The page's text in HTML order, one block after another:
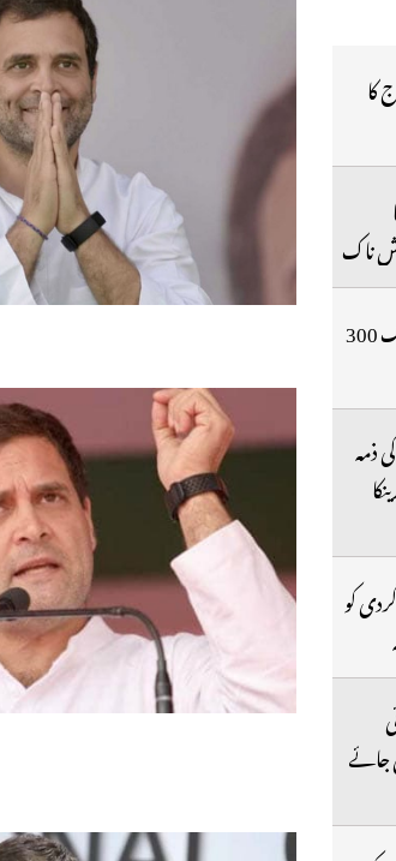
کا
ناک
ایئر انڈیا کا طیارہ ہوا میں اچانک 300
ذمہ
کو
جائے